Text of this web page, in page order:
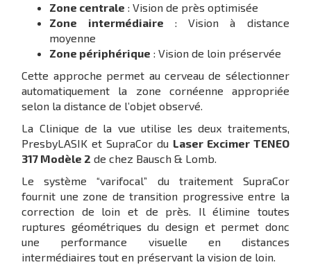
Zone centrale : Vision de près optimisée
Zone intermédiaire : Vision à distance
moyenne
Zone périphérique : Vision de loin préservée
Cette approche permet au cerveau de sélectionner
automatiquement la zone cornéenne appropriée
selon la distance de l’objet observé.
La Clinique de la vue utilise les deux traitements,
PresbyLASIK et SupraCor du Laser Excimer TENEO
317 Modèle 2 de chez Bausch & Lomb.
Le système “varifocal” du traitement SupraCor
fournit une zone de transition progressive entre la
correction de loin et de près. Il élimine toutes
ruptures géométriques du design et permet donc
une performance visuelle en distances
intermédiaires tout en préservant la vision de loin.